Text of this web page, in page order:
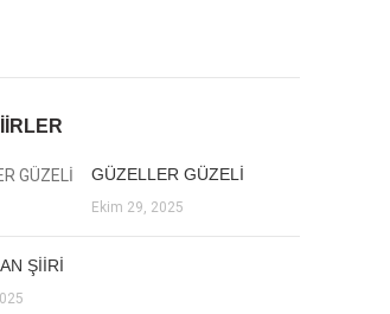
GÜZELLER GÜZELİ
Ekim 29, 2025
ŞİİRİ